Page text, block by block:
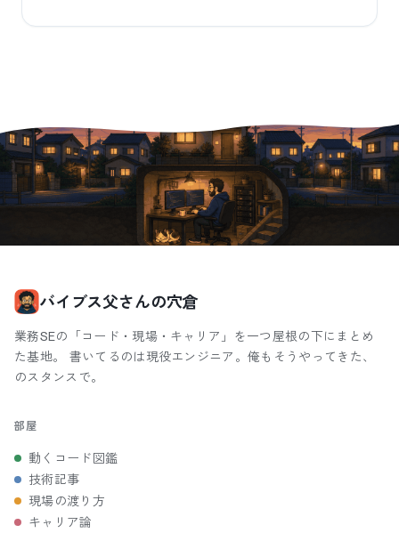
バイブス父さんの穴倉
業務SEの「コード・現場・キャリア」を一つ屋根の下にまとめ
た基地。 書いてるのは現役エンジニア。俺もそうやってきた、
のスタンスで。
部屋
動くコード図鑑
技術記事
現場の渡り方
キャリア論